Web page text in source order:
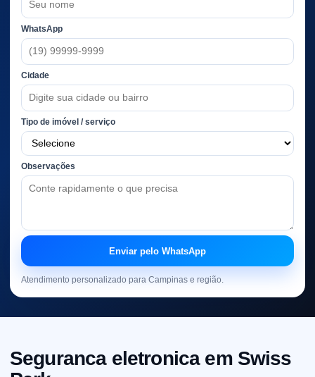
WhatsApp
Cidade
Tipo de imóvel / serviço
Observações
Enviar pelo WhatsApp
Atendimento personalizado para Campinas e região.
Seguranca eletronica em Swiss